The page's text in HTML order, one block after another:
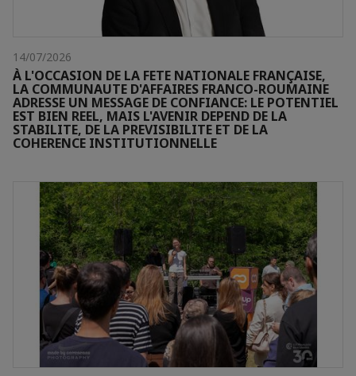
14/07/2026
À L'OCCASION DE LA FETE NATIONALE FRANÇAISE,
LA COMMUNAUTE D'AFFAIRES FRANCO-ROUMAINE
ADRESSE UN MESSAGE DE CONFIANCE: LE POTENTIEL
EST BIEN REEL, MAIS L'AVENIR DEPEND DE LA
STABILITE, DE LA PREVISIBILITE ET DE LA
COHERENCE INSTITUTIONNELLE